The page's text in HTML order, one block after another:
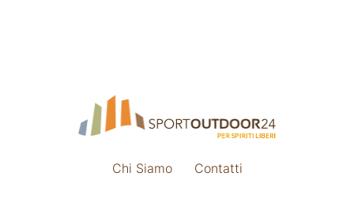
Chi Siamo Contatti